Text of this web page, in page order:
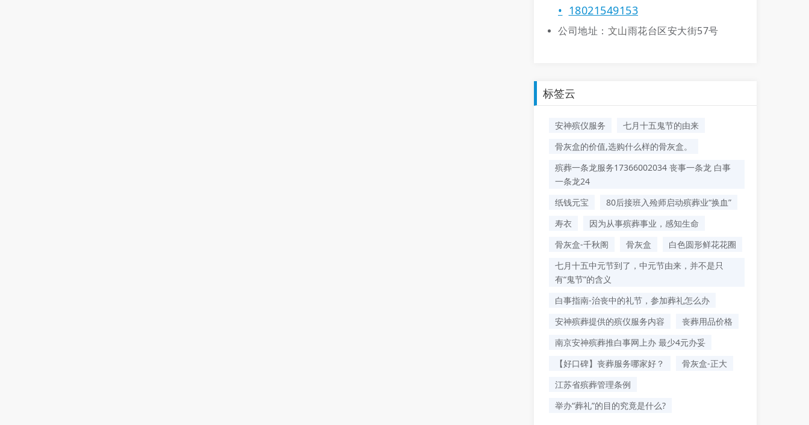
18021549153
公司地址： 文山雨花台区安大街57号
标签云
安神殡仪服务
七月十五鬼节的由来
骨灰盒的价值,选购什么样的骨灰盒。
殡葬一条龙服务17366002034 丧事一条龙 白事
一条龙24
纸钱元宝
80后接班入殓师启动殡葬业“换血”
寿衣
因为从事殡葬事业，感知生命
骨灰盒-千秋阁
骨灰盒
白色圆形鲜花花圈
七月十五中元节到了，中元节由来，并不是只
有“鬼节”的含义
白事指南-治丧中的礼节，参加葬礼怎么办
安神殡葬提供的殡仪服务内容
丧葬用品价格
南京安神殡葬推白事网上办 最少4元办妥
【好口碑】丧葬服务哪家好？
骨灰盒-正大
江苏省殡葬管理条例
举办“葬礼”的目的究竟是什么?